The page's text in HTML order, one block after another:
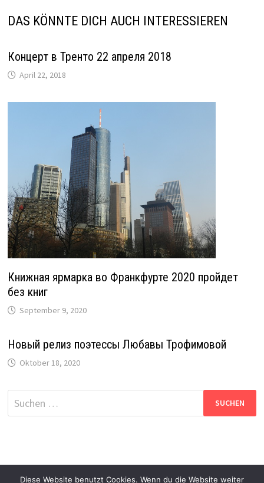
DAS KÖNNTE DICH AUCH INTERESSIEREN
Концерт в Тренто 22 апреля 2018
April 22, 2018
Книжная ярмарка во Франкфурте 2020 пройдет
без книг
September 9, 2020
Новый релиз поэтессы Любавы Трофимовой
Oktober 18, 2020
Suche
nach:
Diese Website benutzt Cookies. Wenn du die Website weiter